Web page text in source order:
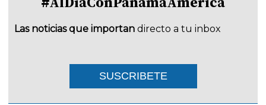
Las noticias que importan directo a tu inbox
SUSCRIBETE